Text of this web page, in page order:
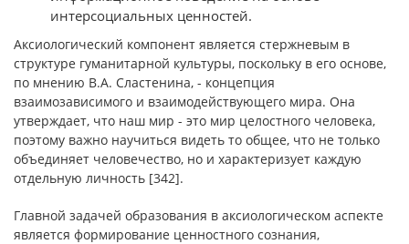
интерсоциальных ценностей.
Аксиологический компонент является стержневым в
структуре гуманитарной культуры, поскольку в его основе,
по мнению В.А. Сластенина, - концепция
взаимозависимого и взаимодействующего мира. Она
утверждает, что наш мир - это мир целостного человека,
поэтому важно научиться видеть то общее, что не только
объединяет человечество, но и характеризует каждую
отдельную личность [342].
Главной задачей образования в аксиологическом аспекте
является формирование ценностного сознания,